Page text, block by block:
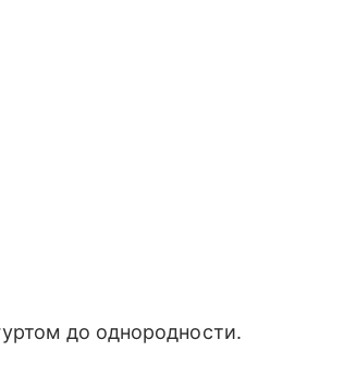
до однородности.